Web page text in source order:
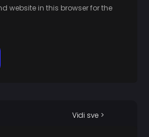
website in this browser for the
Vidi sve >